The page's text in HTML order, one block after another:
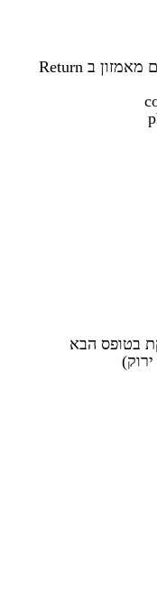
הזינו את מספר שטר המטען שקיבלתם מאמזון ב Return
בטופס הבא